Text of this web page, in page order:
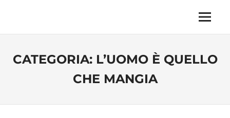
content
imprescindibile,
inevitabile
anche
Menu
CATEGORIA: L’UOMO È QUELLO
CHE MANGIA